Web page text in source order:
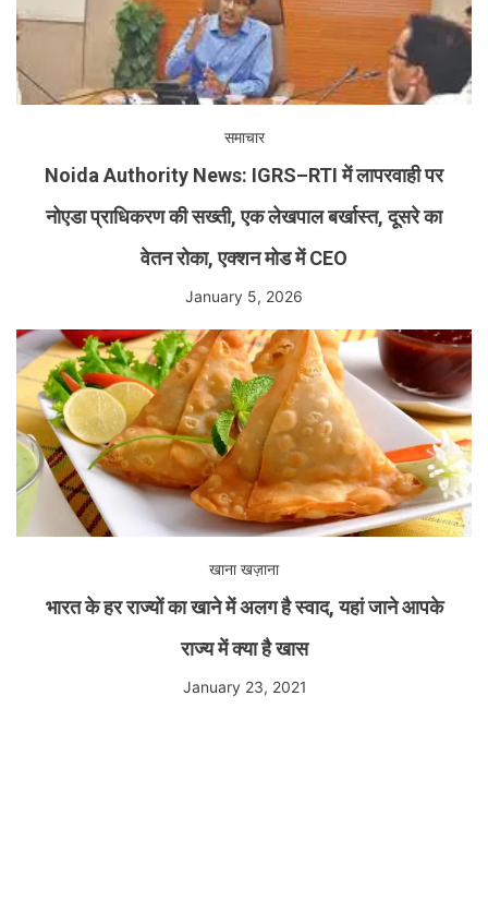
समाचार
Noida Authority News: IGRS–RTI में लापरवाही पर
नोएडा प्राधिकरण की सख्ती, एक लेखपाल बर्खास्त, दूसरे का
वेतन रोका, एक्शन मोड में CEO
January 5, 2026
खाना खज़ाना
भारत के हर राज्यों का खाने में अलग है स्वाद, यहां जाने आपके
राज्य में क्या है खास
January 23, 2021